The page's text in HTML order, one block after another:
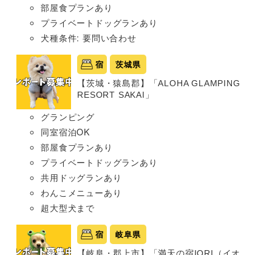
部屋食プランあり
プライベートドッグランあり
犬種条件: 要問い合わせ
宿 茨城県
【茨城・猿島郡】「ALOHA GLAMPING
RESORT SAKAI」
グランピング
同室宿泊OK
部屋食プランあり
プライベートドッグランあり
共用ドッグランあり
わんこメニューあり
超大型犬まで
宿 岐阜県